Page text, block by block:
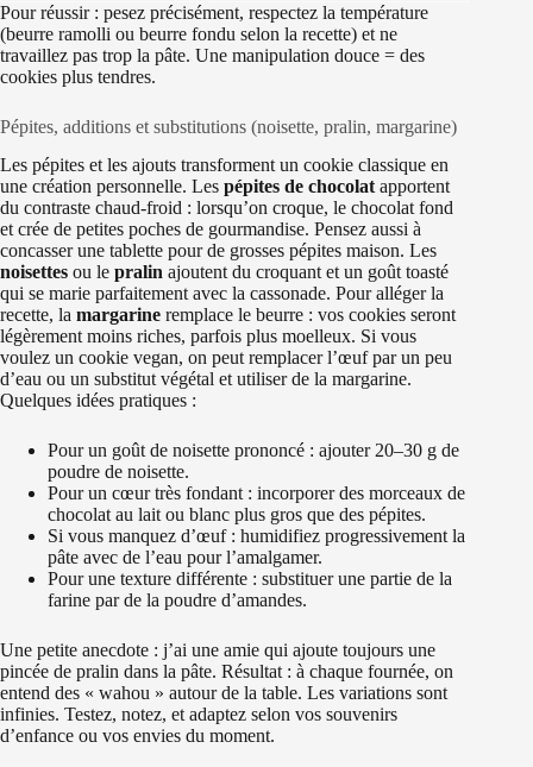
Pour réussir : pesez précisément, respectez la température
(beurre ramolli ou beurre fondu selon la recette) et ne
travaillez pas trop la pâte. Une manipulation douce = des
cookies plus tendres.
Pépites, additions et substitutions (noisette, pralin, margarine)
Les pépites et les ajouts transforment un cookie classique en
une création personnelle. Les pépites de chocolatapportent
du contraste chaud-froid : lorsqu’on croque, le chocolat fond
et crée de petites poches de gourmandise. Pensez aussi à
concasser une tablette pour de grosses pépites maison. Les
noisettes ou le pralin ajoutent du croquant et un goût toasté
qui se marie parfaitement avec la cassonade. Pour alléger la
recette, la margarine remplace le beurre : vos cookies seront
légèrement moins riches, parfois plus moelleux. Si vous
voulez un cookie vegan, on peut remplacer l’œuf par un peu
d’eau ou un substitut végétal et utiliser de la margarine.
Quelques idées pratiques :
Pour un goût de noisette prononcé : ajouter 20–30 g de
poudre de noisette.
Pour un cœur très fondant : incorporer des morceaux de
chocolat au lait ou blanc plus gros que des pépites.
Si vous manquez d’œuf : humidifiez progressivement la
pâte avec de l’eau pour l’amalgamer.
Pour une texture différente : substituer une partie de la
farine par de la poudre d’amandes.
Une petite anecdote : j’ai une amie qui ajoute toujours une
pincée de pralin dans la pâte. Résultat : à chaque fournée, on
entend des « wahou » autour de la table. Les variations sont
infinies. Testez, notez, et adaptez selon vos souvenirs
d’enfance ou vos envies du moment.